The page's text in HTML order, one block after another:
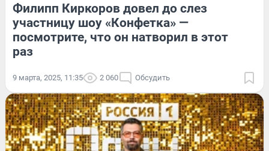
Филипп Киркоров довел до слез
участницу шоу «Конфетка» —
посмотрите, что он натворил в этот
раз
9 марта, 2025, 11:35 2 060 Обсудить